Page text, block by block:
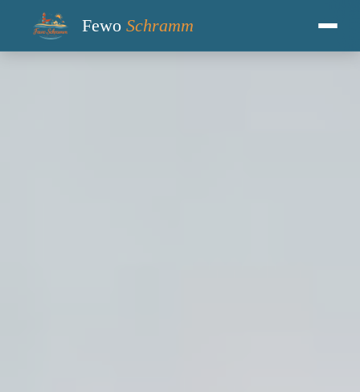
Fewo Schramm